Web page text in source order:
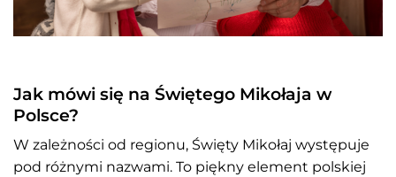
Jak mówi się na Świętego Mikołaja w
Polsce?
W zależności od regionu, Święty Mikołaj występuje
pod różnymi nazwami. To piękny element polskiej